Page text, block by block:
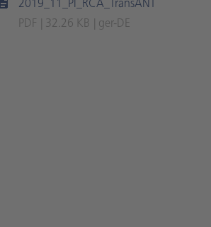
2019_11_PI_RCA_TransANT
PDF
32.26 KB ger-DE